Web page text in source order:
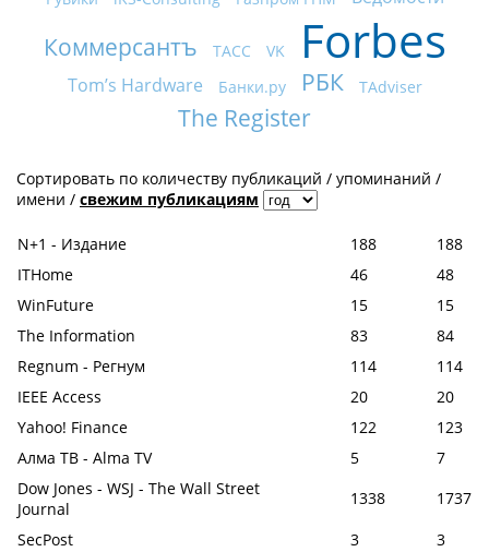
Коммерсантъ ТАСС VK Forbes
Tom’s Hardware Банки.ру РБК TAdviser
The Register
Сортировать по количеству публикаций / упоминаний /
имени / свежим публикациям
N+1 - Издание 188
188
ITHome
46
48
WinFuture
15
15
The Information
83
84
Regnum - Регнум
114
114
IEEE Access
20
20
Yahoo! Finance
122
123
Алма ТВ - Alma TV
5
7
Dow Jones - WSJ - The Wall Street
Journal
1338
1737
SecPost
3
3